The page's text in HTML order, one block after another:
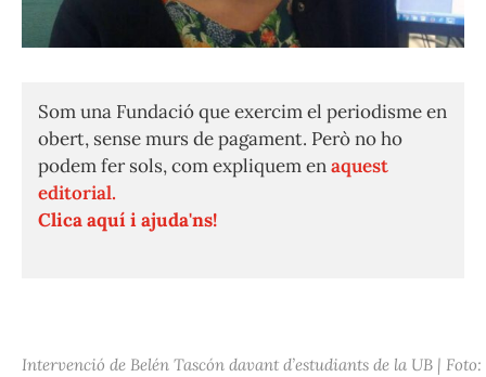
Som una Fundació que exercim el periodisme en
obert, sense murs de pagament. Però no ho
podem fer sols, com expliquem enaquest
editorial.
Clica aquí i ajuda'ns!
Intervenció de Belén Tascón davant d’estudiants de la UB | Foto: